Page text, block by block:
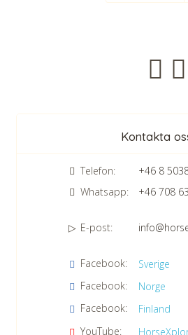
Nyhetsbrev
Jag samtycker till
Läs vår dataskyddspolicy här »
Kontakta
Telefon:
+46 8
Whatsapp:
+46 708
E-post:
Facebook:
Sverige
Facebook:
Norge
Facebook:
Finland
YouTube: